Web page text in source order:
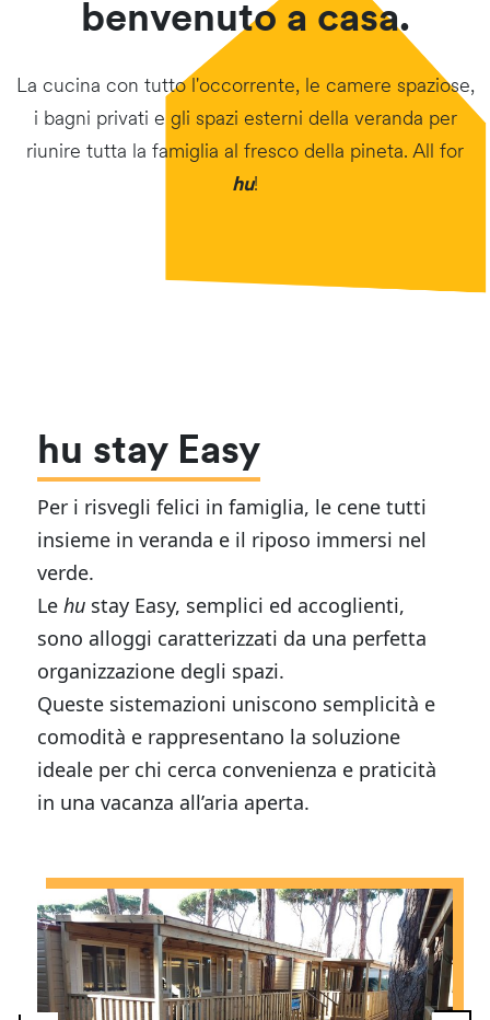
benvenuto a casa.
La cucina con tutto l'occorrente, le camere spaziose,
i bagni privati e gli spazi esterni della veranda per
riunire tutta la famiglia al fresco della pineta. All for
hu!
hu stay Easy
Per i risvegli felici in famiglia, le cene tutti
insieme in veranda e il riposo immersi nel
verde.
Lehu stay Easy, semplici ed accoglienti,
sono alloggi caratterizzati da una perfetta
organizzazione degli spazi.
Queste sistemazioni uniscono semplicità e
comodità e rappresentano la soluzione
ideale per chi cerca convenienza e praticità
in una vacanza all’aria aperta.